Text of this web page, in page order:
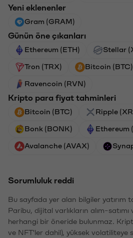
Yeni eklenenler
Gram (GRAM)
Günün öne çıkanları
Ethereum (ETH) Stellar
Tron (TRX) Bitcoin (BTC)
Ravencoin (RVN)
Kripto para fiyat tahminleri
Bitcoin (BTC) Ripple
Bonk (BONK) Ethereum
Avalanche (AVAX)
Sorumluluk reddi
Bu sayfada yer alan bilgiler yatırım
Paribu, dijital varlıkların alım-
herhangi bir öneride bulunmaz.
ve NFT'ler dahil), yüksek volatiliteye